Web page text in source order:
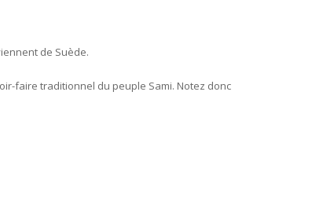
de Suède.
faire traditionnel du peuple Sami. Notez donc